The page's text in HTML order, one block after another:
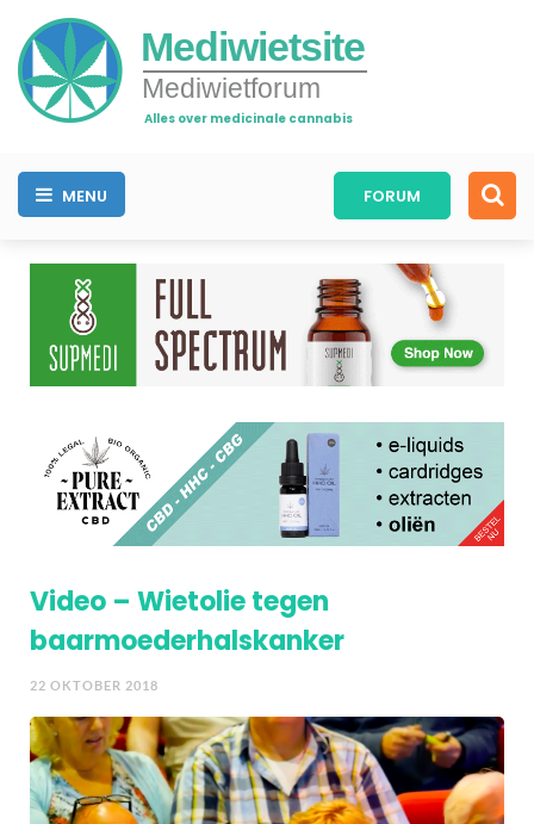
Mediwietsite
Mediwietforum
Alles over medicinale cannabis
MENU FORUM
Video – Wietolie tegen
baarmoederhalskanker
22 OKTOBER 2018